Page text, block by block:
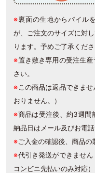
※裏面の生地からパイル
が、ご注文のサイズに対
ります。予めご了承くだ
※置き敷き専用の受注生
さい。
※ この商品は返品できませ
おりません。）
※商品は受注後、約3週間
納品日はメール及びお電
※ご入金の確認後、商品の
※代引き発送ができませ
コンビニ先払いのみ対応）